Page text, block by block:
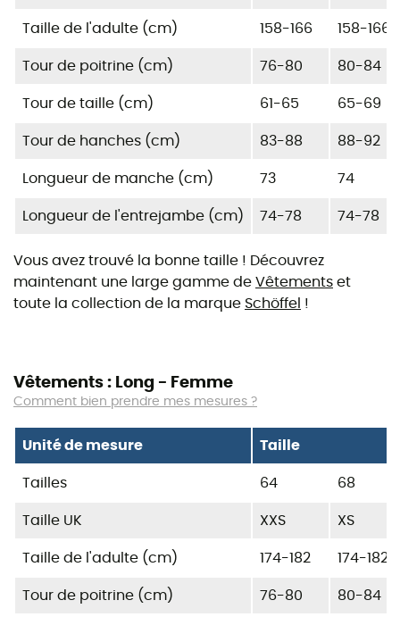
Taille de l'adulte (cm) 158-166 158-166
Tour de poitrine (cm) 76-80 80-84
Tour de taille (cm) 61-65 65-69
Tour de hanches (cm) 83-88 88-92
Longueur de manche (cm) 73 74
Longueur de l'entrejambe (cm) 74-78 74-78
Vous avez trouvé la bonne taille ! Découvrez
maintenant une large gamme de Vêtements et
toute la collection de la marque Schöffel !
Vêtements : Long - Femme
Comment bien prendre mes mesures ?
Unité de mesure Taille
Tailles 64 68
Taille UK XXS XS
Taille de l'adulte (cm) 174-182 174-182
Tour de poitrine (cm) 76-80 80-84